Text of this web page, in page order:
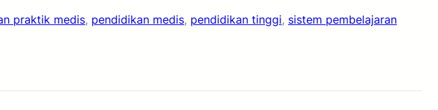
praktik medis, pendidikan medis, pendidikan tinggi, sistem pembelajaran